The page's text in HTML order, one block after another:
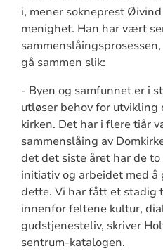
i, mener sokneprest
menighet. Han har vært
gå sammen slik:
- Byen og samfunnet er i
utløser behov for utvikling
kirken. Det har i flere tiår
sammenslåing av
det det siste året har de
initiativ og arbeidet med å
dette. Vi har fått et stadig
innenfor feltene kultur,
gudstjenesteliv, skriver
sentrum-katalogen.